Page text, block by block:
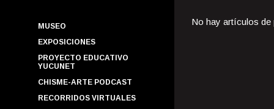
MUSEO
EXPOSICIONES
PROYECTO EDUCATIVO
YUCUNET
CHISME-ARTE PODCAST
RECORRIDOS VIRTUALES
No hay artículos de